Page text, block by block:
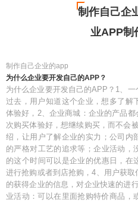
制作自己企
业APP制
制作自己企业的app
为什么企业要开发自己的APP？
为什么企业要开发自己的APP？1、
过去，用户知道这个企业，想多了解
体验好，2、企业商城：企业的产品
次购买体验好，想继续购买，而不会
绍，让用户了解企业的实力；公司内
的严格对工艺的追求等；企业活动，
的这个时间可以是企业的优惠日，在
进行抢购或者到店抢购，4、用户获
的获得企业的信息，对企业快速的进
业活动：可以在里面抢购特价商品，